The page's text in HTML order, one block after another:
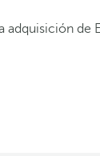
adquisición de